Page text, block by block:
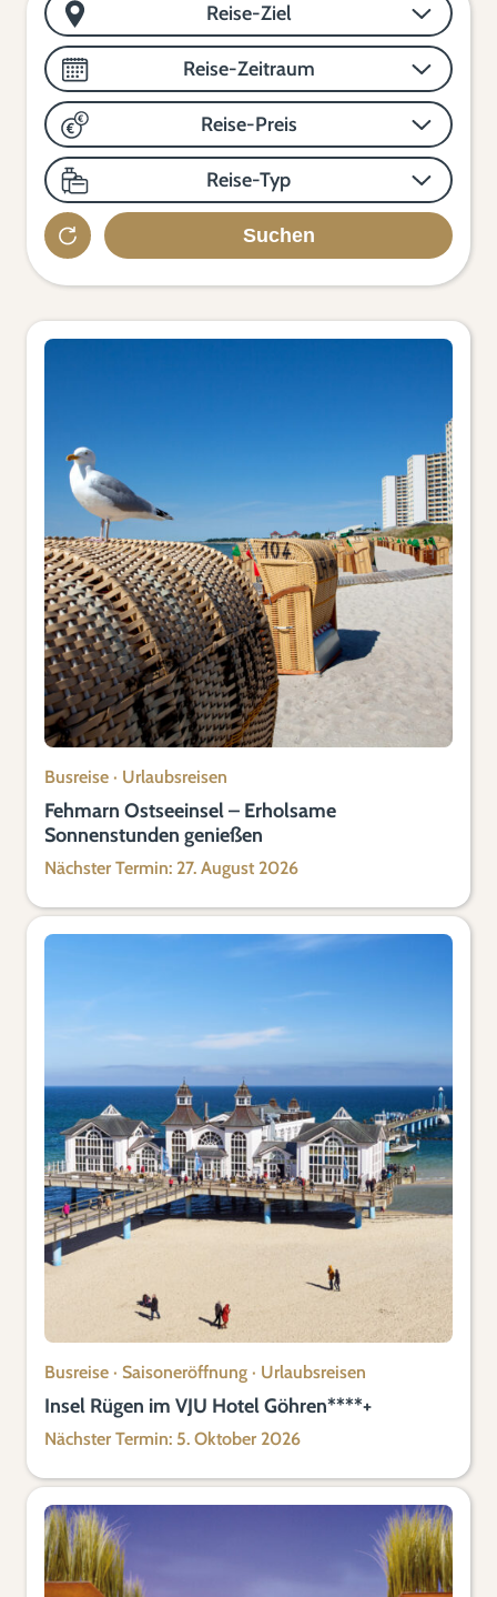
Reise-Ziel
Reise-Zeitraum
Reise-Preis
Reise-Typ
Suchen
Busreise · Urlaubsreisen
Fehmarn Ostseeinsel – Erholsame
Sonnenstunden genießen
Nächster Termin: 27. August 2026
Busreise · Saisoneröffnung · Urlaubsreisen
Insel Rügen im VJU Hotel Göhren****+
Nächster Termin: 5. Oktober 2026